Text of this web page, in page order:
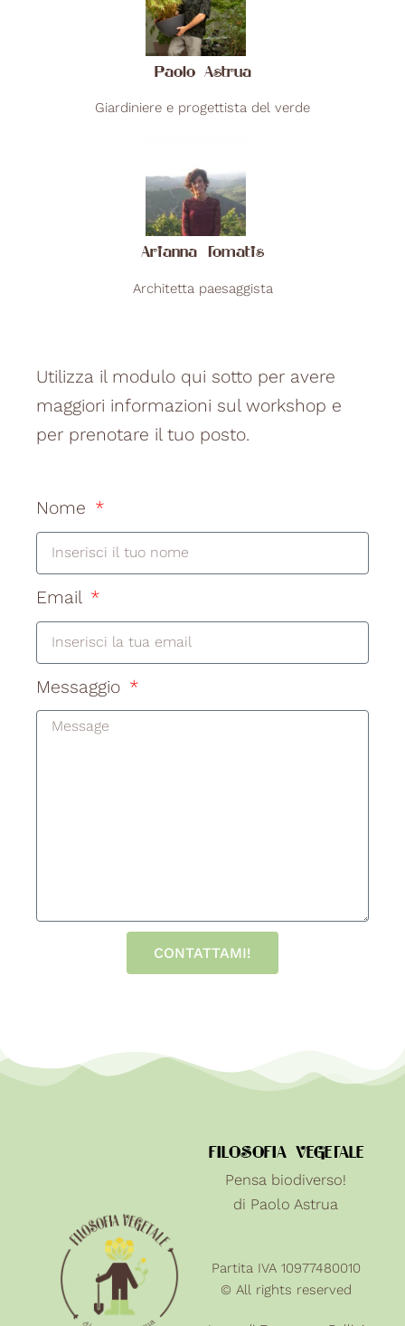
Paolo Astrua
Giardiniere e progettista del verde
Arianna Tomatis
Architetta paesaggista
Utilizza il modulo qui sotto per avere
maggiori informazioni sul workshop e
per prenotare il tuo posto.
Nome
Email
Messaggio
CONTATTAMI!
FILOSOFIA VEGETALE
Pensa biodiverso!
di Paolo Astrua
Partita IVA 10977480010
© All rights reserved